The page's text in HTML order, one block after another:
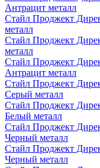
Антрацит металл
Стайл Проджект
металл
Стайл Проджект
металл
Стайл Проджект
Антрацит металл
Стайл Проджект
Серый металл
Стайл Проджект
Белый металл
Стайл Проджект
Черный металл
Стайл Проджект
Черный металл